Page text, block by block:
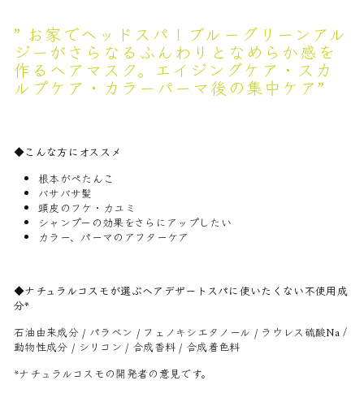
” お家でヘッドスパ！ブルーグリーンアル
ジーがさらなるふんわりとなめらか感を
作るヘアマスク。エイジングケア・スカ
ルプケア・カラーパーマ後の集中ケア”
◆こんな方にオススメ
根本がぺたんこ
バサバサ髪
頭皮のフケ・カユミ
シャンプーの効果をさらにアップしたい
カラー、パーマのアフターケア
◆ナチュラルコスモが選ぶヘアデザートスパに使いたくない不使用成
分*
石油由来成分 / パラベン / フェノキシエタノール / ラウレス硫酸Na /
動物性成分 / シリコン / 合成香料 / 合成着色料
*ナチュラルコスモの開発者の意見です。